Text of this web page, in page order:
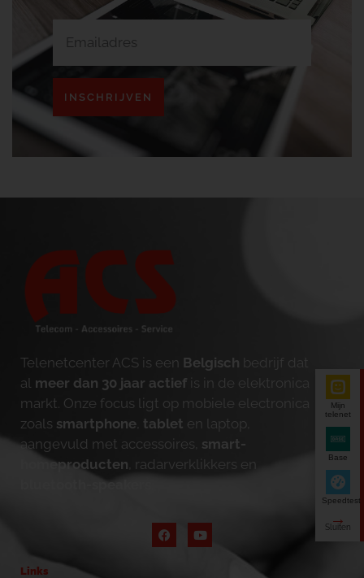
INSCHRIJVEN
Telenetcenter ACS is een Belgisch bedrijf dat
al meer dan 30 jaar actief is in de elektronica
markt. Onze focus ligt op mobiele electronica
zoals smartphone tablet en laptop,
aangevuld met accessoires, smart-
homeproducten , radarverklikkers en
bluetooth-speakers
Links
Mijn
telenet
Base
Speedtest